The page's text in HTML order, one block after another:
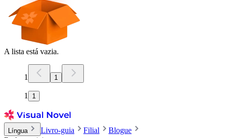
A lista está vazia.
1 1
1 1
Língua Livro-guia Filial
Blogue